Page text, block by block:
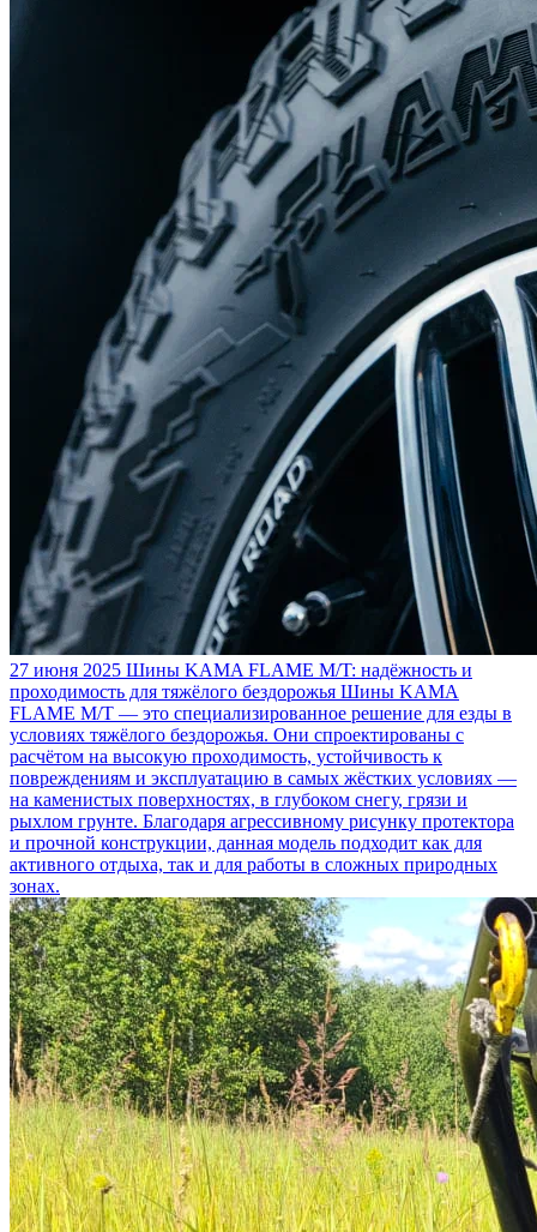
27 июня 2025 Шины KAMA FLAME M/T: надёжность и
проходимость для тяжёлого бездорожья Шины KAMA
FLAME M/T — это специализированное решение для езды в
условиях тяжёлого бездорожья. Они спроектированы с
расчётом на высокую проходимость, устойчивость к
повреждениям и эксплуатацию в самых жёстких условиях —
на каменистых поверхностях, в глубоком снегу, грязи и
рыхлом грунте. Благодаря агрессивному рисунку протектора
и прочной конструкции, данная модель подходит как для
активного отдыха, так и для работы в сложных природных
зонах.